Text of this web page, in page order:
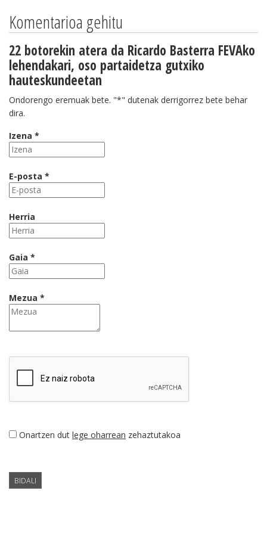
Komentarioa gehitu
22 botorekin atera da Ricardo Basterra FEVAko
lehendakari, oso partaidetza gutxiko
hauteskundeetan
Ondorengo eremuak bete. "*" dutenak derrigorrez bete behar
dira.
Izena *
E-posta *
Herria
Gaia *
Mezua *
Onartzen dut lege oharrean zehaztutakoa
BIDALI